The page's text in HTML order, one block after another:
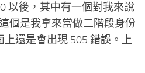
以後，其中有一個對我來說
個是我拿來當做二階段身份
還是會出現 505 錯誤。上